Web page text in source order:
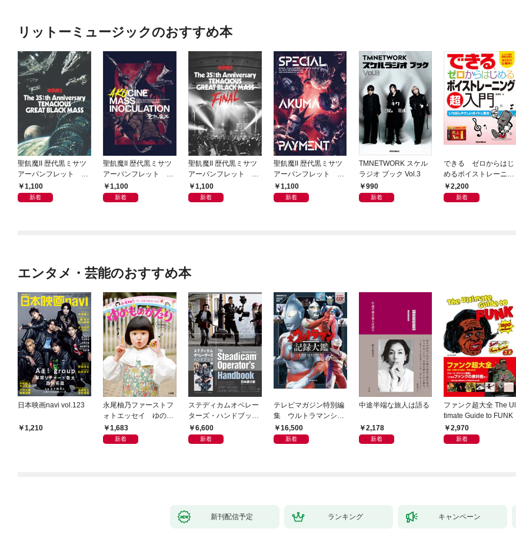
リットーミュージックのおすすめ本
聖飢魔II 歴代黒ミサツ
アーパンフレット Th
e 35++th Anniversary
TENACIOUS GREAT B
1,100
新着
聖飢魔II 歴代黒ミサツ
アーパンフレット VI
DEO & MUTANT “LIV
E” BLACK MASS TOU
1,100
新着
聖飢魔II 歴代黒ミサツ
アーパンフレット Th
e 35++th Anniversary
TENACIOUS GREAT B
1,100
新着
聖飢魔II 歴代黒ミサツ
アーパンフレット VI
DEO BLACK MASS &
LIVE TALK TOUR「特
1,100
新着
TMNETWORK スケル
ラジオ ブック Vol.3
990
新着
できる ゼロからはじ
めるボイストレーニン
グ超入門
2,200
新着
エンタメ・芸能のおすすめ本
日本映画navi vol.123
1,210
永尾柚乃ファーストフ
ォトエッセイ ゆのも
のがたり
1,683
新着
ステディカムオペレー
ターズ・ハンドブック
日本語版 電子版 第２
版
6,600
新着
テレビマガジン特別編
集 ウルトラマンシリ
ーズ６０周年記念 全
ウルトラマン記録大鑑
16,500
新着
中途半端な旅人は語る
2,178
新着
ファンク超大全 The Ul
timate Guide to FUNK
2,970
新着
新刊配信予定 ランキング キャンペーン